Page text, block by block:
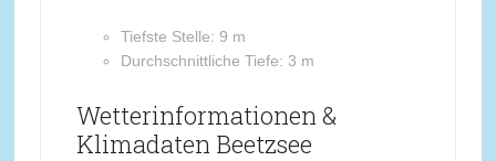
Tiefste Stelle: 9 m
Durchschnittliche Tiefe: 3 m
Wetterinformationen &
Klimadaten Beetzsee